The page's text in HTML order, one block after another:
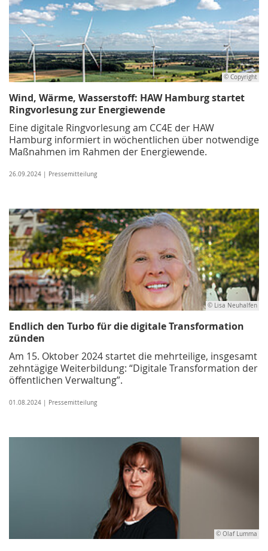
© Copyright
Wind, Wärme, Wasserstoff: HAW Hamburg startet
Ringvorlesung zur Energiewende
Eine digitale Ringvorlesung am CC4E der HAW
Hamburg informiert in wöchentlichen über notwendige
Maßnahmen im Rahmen der Energiewende.
26.09.2024 | Pressemitteilung
© Lisa Neuhalfen
Endlich den Turbo für die digitale Transformation
zünden
Am 15. Oktober 2024 startet die mehrteilige, insgesamt
zehntägige Weiterbildung: “Digitale Transformation der
öffentlichen Verwaltung”.
01.08.2024 | Pressemitteilung
© Olaf Lumma